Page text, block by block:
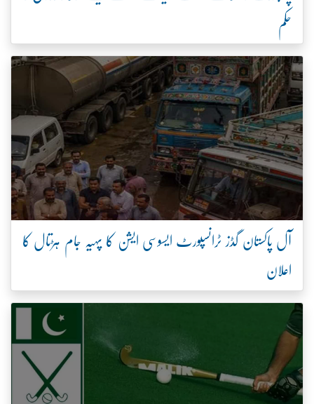
حکم
آل پاکستان گڈز ٹرانسپورٹ ایسوسی ایشن کا پہیہ جام ہڑتال کا
اعلان